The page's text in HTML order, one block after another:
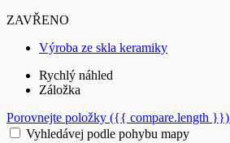
ZAVŘENO
Výroba ze skla keramiky
Rychlý náhled
Záložka
Porovnejte položky ({{ compare.length }})
Vyhledávej podle pohybu mapy